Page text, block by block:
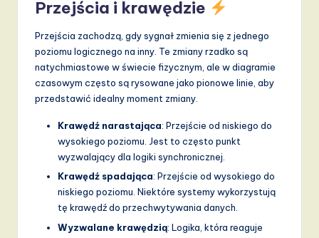
Przejścia i krawędzie
Przejścia zachodzą, gdy sygnał zmienia się z jednego
poziomu logicznego na inny. Te zmiany rzadko są
natychmiastowe w świecie fizycznym, ale w diagramie
czasowym często są rysowane jako pionowe linie, aby
przedstawić idealny moment zmiany.
Krawędź narastająca: Przejście od niskiego do
wysokiego poziomu. Jest to często punkt
wyzwalający dla logiki synchronicznej.
Krawędź spadająca: Przejście od wysokiego do
niskiego poziomu. Niektóre systemy wykorzystują
tę krawędź do przechwytywania danych.
Wyzwalane krawędzią: Logika, która reaguje